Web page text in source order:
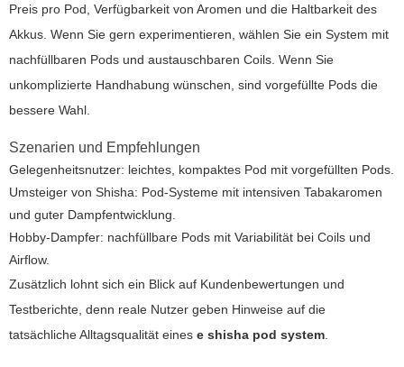
Preis pro Pod, Verfügbarkeit von Aromen und die Haltbarkeit des
Akkus. Wenn Sie gern experimentieren, wählen Sie ein System mit
nachfüllbaren Pods und austauschbaren Coils. Wenn Sie
unkomplizierte Handhabung wünschen, sind vorgefüllte Pods die
bessere Wahl.
Szenarien und Empfehlungen
Gelegenheitsnutzer: leichtes, kompaktes Pod mit vorgefüllten Pods.
Umsteiger von Shisha: Pod-Systeme mit intensiven Tabakaromen
und guter Dampfentwicklung.
Hobby-Dampfer: nachfüllbare Pods mit Variabilität bei Coils und
Airflow.
Zusätzlich lohnt sich ein Blick auf Kundenbewertungen und
Testberichte, denn reale Nutzer geben Hinweise auf die
tatsächliche Alltagsqualität eines e shisha pod system